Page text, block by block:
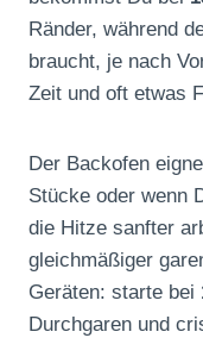
Ränder, während
braucht, je nach
Zeit und oft etwas
Der Backofen
Stücke oder wenn
die Hitze sanfter
gleichmäßiger
Geräten: starte bei
Durchgaren und